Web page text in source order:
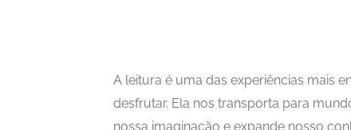
A leitura é uma das experiências mais
desfrutar. Ela nos transporta para
nossa imaginação e expande nosso